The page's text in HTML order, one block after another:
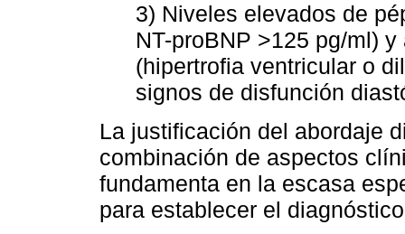
3) Niveles elevados de
NT-proBNP >125 pg/ml)
(hipertrofia ventricular o
signos de disfunción
La justificación del abordaje
combinación de aspectos
fundamenta en la escasa
para establecer el